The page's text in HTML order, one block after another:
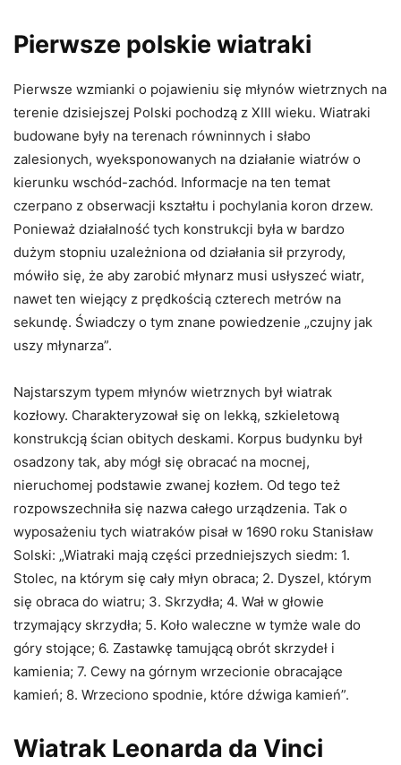
Pierwsze polskie wiatraki
Pierwsze wzmianki o pojawieniu się młynów wietrznych na
terenie dzisiejszej Polski pochodzą z XIII wieku. Wiatraki
budowane były na terenach równinnych i słabo
zalesionych, wyeksponowanych na działanie wiatrów o
kierunku wschód-zachód. Informacje na ten temat
czerpano z obserwacji kształtu i pochylania koron drzew.
Ponieważ działalność tych konstrukcji była w bardzo
dużym stopniu uzależniona od działania sił przyrody,
mówiło się, że aby zarobić młynarz musi usłyszeć wiatr,
nawet ten wiejący z prędkością czterech metrów na
sekundę. Świadczy o tym znane powiedzenie „czujny jak
uszy młynarza”.
Najstarszym typem młynów wietrznych był wiatrak
kozłowy. Charakteryzował się on lekką, szkieletową
konstrukcją ścian obitych deskami. Korpus budynku był
osadzony tak, aby mógł się obracać na mocnej,
nieruchomej podstawie zwanej kozłem. Od tego też
rozpowszechniła się nazwa całego urządzenia. Tak o
wyposażeniu tych wiatraków pisał w 1690 roku Stanisław
Solski: „Wiatraki mają części przedniejszych siedm: 1.
Stolec, na którym się cały młyn obraca; 2. Dyszel, którym
się obraca do wiatru; 3. Skrzydła; 4. Wał w głowie
trzymający skrzydła; 5. Koło waleczne w tymże wale do
góry stojące; 6. Zastawkę tamującą obrót skrzydeł i
kamienia; 7. Cewy na górnym wrzecionie obracające
kamień; 8. Wrzeciono spodnie, które dźwiga kamień”.
Wiatrak Leonarda da Vinci